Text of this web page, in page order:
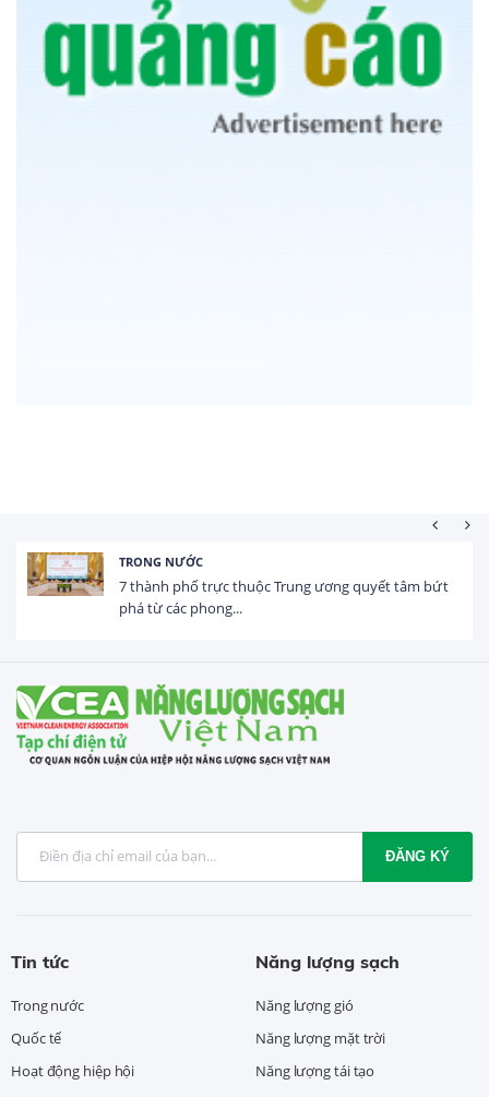
HOẠT ĐỘNG ĐẦU TƯ
Tổng vốn FDI đăng ký vào Việt Nam đạt gần 25 tỷ
USD trong 5 tháng...
ĐĂNG KÝ
Tin tức
Trong nước
Quốc tế
Hoạt động hiệp hội
Năng lượng sạch
Năng lượng gió
Năng lượng mặt trời
Năng lượng tái tạo